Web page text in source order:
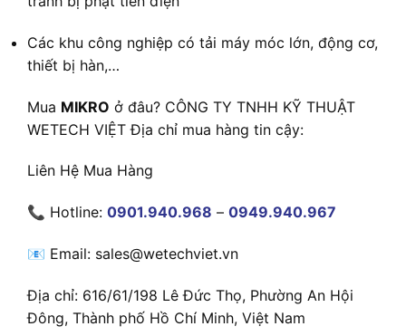
Các khu công nghiệp có tải máy móc lớn, động cơ,
thiết bị hàn,…
Mua MIKRO ở đâu? CÔNG TY TNHH KỸ THUẬT
WETECH VIỆT Địa chỉ mua hàng tin cậy:
Liên Hệ Mua Hàng
📞 Hotline: 0901.940.968 – 0949.940.967
📧 Email: sales@wetechviet.vn
Địa chỉ: 616/61/198 Lê Đức Thọ, Phường An Hội
Đông, Thành phố Hồ Chí Minh, Việt Nam